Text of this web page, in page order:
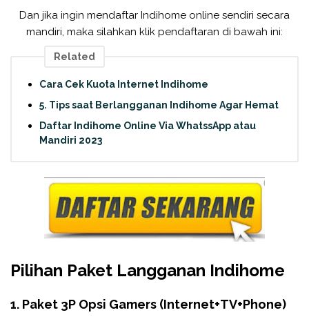
Dan jika ingin mendaftar Indihome online sendiri secara
mandiri, maka silahkan klik pendaftaran di bawah ini:
Related
Cara Cek Kuota Internet Indihome
5. Tips saat Berlangganan Indihome Agar Hemat
Daftar Indihome Online Via WhatssApp atau
Mandiri 2023
Pilihan Paket Langganan Indihome
1. Paket 3P Opsi Gamers (Internet+TV+Phone)